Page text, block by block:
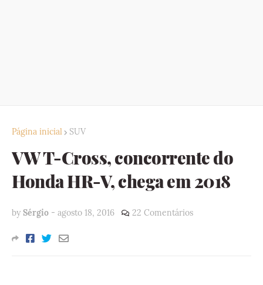
Página inicial SUV
VW T-Cross, concorrente do
Honda HR-V, chega em 2018
by Sérgio - agosto 18, 2016 22 Comentários